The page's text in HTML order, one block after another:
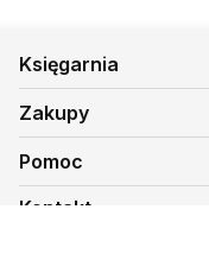
Księgarnia
Zakupy
Pomoc
Kontakt